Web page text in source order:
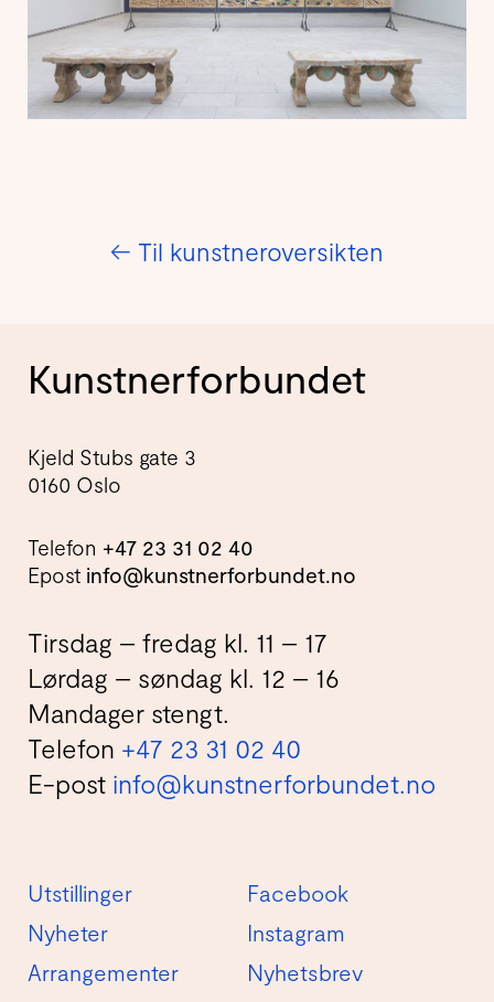
← Til kunstneroversikten
Kunstnerforbundet
Kjeld Stubs gate 3
0160 Oslo
Telefon +47 23 31 02 40
Epost info@kunstnerforbundet.no
Tirsdag – fredag kl. 11 – 17
Lørdag – søndag kl. 12 – 16
Mandager stengt.
Telefon +47 23 31 02 40
E-post info@kunstnerforbundet.no
Utstillinger
Nyheter
Arrangementer
Facebook
Instagram
Nyhetsbrev